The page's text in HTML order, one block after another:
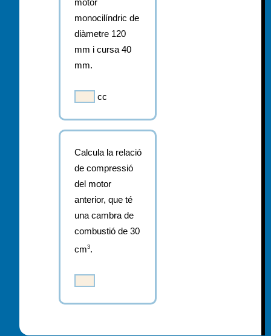
motor
monocilíndric de
diàmetre 120
mm i cursa 40
mm.
cc
Calcula la relació
de compressió
del motor
anterior, que té
una cambra de
combustió de 30
cm3.